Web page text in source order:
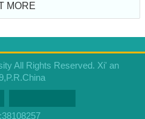
MORE
All Rights Reserved. Xi' an
38108257